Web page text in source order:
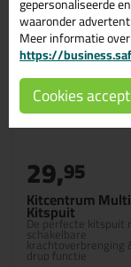
Kitcentrum Multi
Kitspuit
De perfecte kitspuit
schakelbare
krachtoverbrenging
drup functie
29,95
waaronder
Meer informatie
https://
Cookies